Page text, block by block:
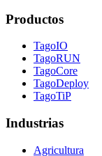
Productos
TagoIO
TagoRUN
TagoCore
TagoDeploy
TagoTiP
Industrias
Agricultura